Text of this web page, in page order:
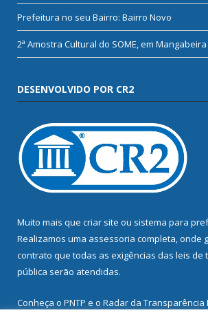
Prefeitura no seu Bairro: Bairro Novo
2ª Amostra Cultural do SOME, em Mangabeira
DESENVOLVIDO POR CR2
Muito mais que criar site ou sistema para
Realizamos uma assessoria completa, onde
contrato que todas as exigências das leis de
pública serão atendidas.
Conheça o PNTP e o Radar da Transparência